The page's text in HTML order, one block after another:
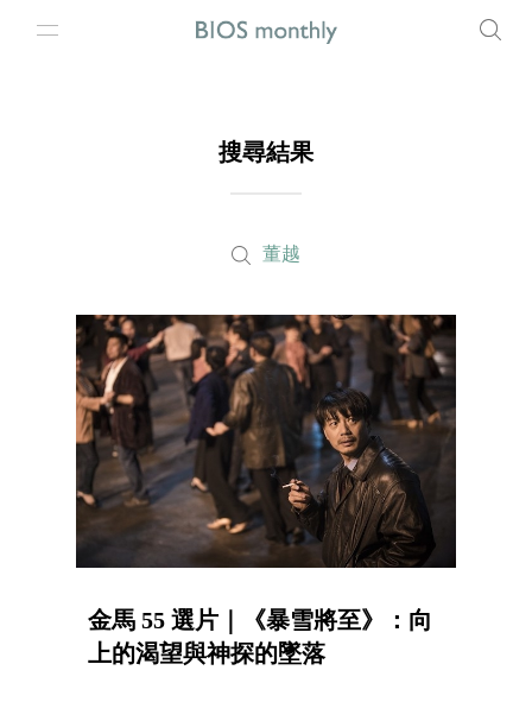
搜尋結果
董越
金馬 55 選片｜《暴雪將至》：向
上的渴望與神探的墜落